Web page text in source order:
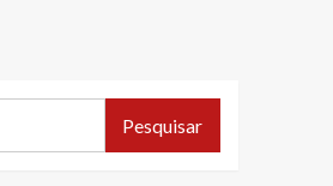
Pesquisar